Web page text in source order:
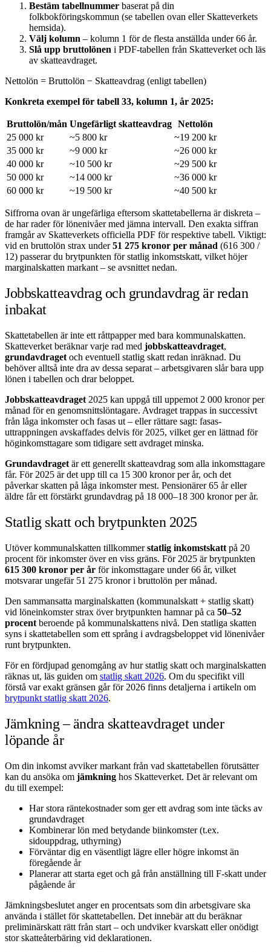
Bestäm tabellnummer baserat på din
folkbokföringskommun (se tabellen ovan eller Skatteverkets
hemsida).
Välj kolumn – kolumn 1 för de flesta anställda under 66 år.
Slå upp bruttolönen i PDF-tabellen från Skatteverket och läs
av skatteavdraget.
Nettolön = Bruttolön − Skatteavdrag (enligt tabellen)
Konkreta exempel för tabell 33, kolumn 1, år 2025:
Bruttolön/mån Ungefärligt skatteavdrag Nettolön
25 000 kr
~5 800 kr
~19 200 kr
35 000 kr
~9 000 kr
~26 000 kr
40 000 kr
~10 500 kr
~29 500 kr
50 000 kr
~14 000 kr
~36 000 kr
60 000 kr
~19 500 kr ~40 500 kr
Siffrorna ovan är ungefärliga eftersom skattetabellerna är diskreta –
de har rader för lönenivåer med jämna intervall. Den exakta siffran
framgår av Skatteverkets officiella PDF för respektive tabell. Viktigt:
vid en bruttolön strax under51 275 kronor per månad (616 300 /
12) passerar du brytpunkten för statlig inkomstskatt, vilket höjer
marginalskatten markant – se avsnittet nedan.
Jobbskatteavdrag och grundavdrag är redan
inbakat
Skattetabellen är inte ett råttpapper med bara kommunalskatten.
Skatteverket beräknar varje rad med jobbskatteavdraget,
grundavdraget och eventuell statlig skatt redan inräknad. Du
behöver alltså inte dra av dessa separat – arbetsgivaren slår bara upp
lönen i tabellen och drar beloppet.
Jobbskatteavdraget 2025 kan uppgå till uppemot 2 000 kronor per
månad för en genomsnittslöntagare. Avdraget trappas in successivt
från låga inkomster och fasas ut – eller rättare sagt: fasas-
uttrappningen avskaffades delvis för 2025, vilket ger en lättnad för
höginkomsttagare som tidigare sett avdraget minska.
Grundavdraget är ett generellt skatteavdrag som alla inkomsttagare
får. För 2025 är det upp till ca 15 300 kronor per år, och det
påverkar skatten på låga inkomster mest. Pensionärer 65 år eller
äldre får ett förstärkt grundavdrag på 18 000–18 300 kronor per år.
Statlig skatt och brytpunkten 2025
Utöver kommunalskatten tillkommerstatlig inkomstskatt på 20
procent för inkomster över en viss gräns. För 2025 är brytpunkten
615 300 kronor per år för inkomsttagare under 66 år, vilket
motsvarar ungefär 51 275 kronor i bruttolön per månad.
Den sammansatta marginalskatten (kommunalskatt + statlig skatt)
vid löneinkomster strax över brytpunkten hamnar på ca 50–52
procent beroende på kommunalskattens nivå. Den statliga skatten
syns i skattetabellen som ett språng i avdragsbeloppet vid lönenivåer
runt brytpunkten.
För en fördjupad genomgång av hur statlig skatt och marginalskatten
räknas ut, läs guiden om statlig skatt 2026. Om du specifikt vill
förstå var exakt gränsen går för 2026 finns detaljerna i artikeln om
brytpunkt statlig skatt 2026.
Jämkning – ändra skatteavdraget under
löpande år
Om din inkomst avviker markant från vad skattetabellen förutsätter
kan du ansöka om jämkning hos Skatteverket. Det är relevant om
du till exempel:
Har stora räntekostnader som ger ett avdrag som inte täcks av
grundavdraget
Kombinerar lön med betydande biinkomster (t.ex.
sidouppdrag, uthyrning)
Förväntar dig en väsentligt lägre eller högre inkomst än
föregående år
Planerar att starta eget och gå från anställning till F-skatt under
pågående år
Jämkningsbeslutet anger en procentsats som din arbetsgivare ska
använda i stället för skattetabellen. Det innebär att du beräknar
preliminärskatt rätt från start – och undviker kvarskatt eller onödigt
stor skatteåterbäring vid deklarationen.